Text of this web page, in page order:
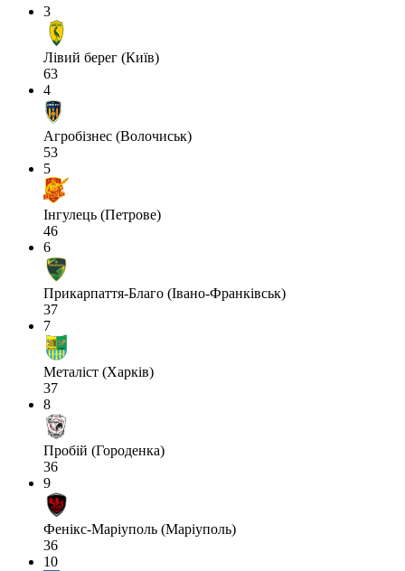
3
Лівий берег (Київ)
63
4
Агробізнес (Волочиськ)
53
5
Інгулець (Петрове)
46
6
Прикарпаття-Благо (Івано-Франківськ)
37
7
Металіст (Харків)
37
8
Пробій (Городенка)
36
9
Фенікс-Маріуполь (Маріуполь)
36
10